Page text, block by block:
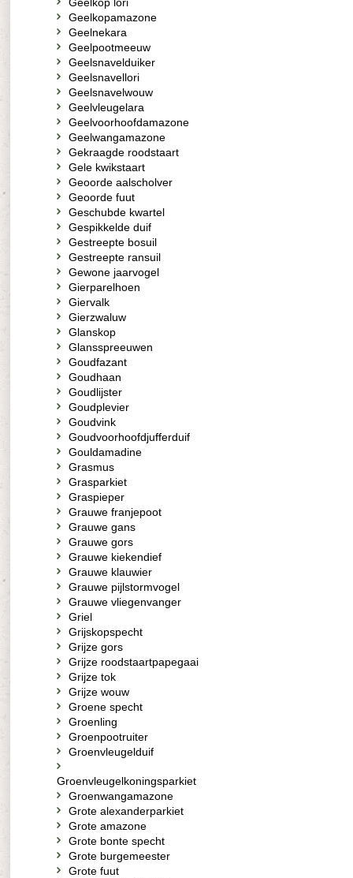
Geelkopamazone
Geelnekara
Geelpootmeeuw
Geelsnavelduiker
Geelsnavellori
Geelsnavelwouw
Geelvleugelara
Geelvoorhoofdamazone
Geelwangamazone
Gekraagde roodstaart
Gele kwikstaart
Geoorde aalscholver
Geoorde fuut
Geschubde kwartel
Gespikkelde duif
Gestreepte bosuil
Gestreepte ransuil
Gewone jaarvogel
Gierparelhoen
Giervalk
Gierzwaluw
Glanskop
Glansspreeuwen
Goudfazant
Goudhaan
Goudlijster
Goudplevier
Goudvink
Goudvoorhoofdjufferduif
Gouldamadine
Grasmus
Grasparkiet
Graspieper
Grauwe franjepoot
Grauwe gans
Grauwe gors
Grauwe kiekendief
Grauwe klauwier
Grauwe pijlstormvogel
Grauwe vliegenvanger
Griel
Grijskopspecht
Grijze gors
Grijze roodstaartpapegaai
Grijze tok
Grijze wouw
Groene specht
Groenling
Groenpootruiter
Groenvleugelduif
Groenvleugelkoningsparkiet
Groenwangamazone
Grote alexanderparkiet
Grote amazone
Grote bonte specht
Grote burgemeester
Grote fuut